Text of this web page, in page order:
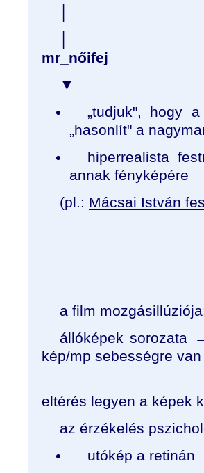
képek:
mr_nőifej
▼
„tudjuk", hogy
„hasonlít" a
hiperrealista
annak fényképére
(pl.: Mácsai István
a film
állóképek sorozata
kép/mp sebességre
eltérés legyen a képek
az érzékelés
utókép a retinán